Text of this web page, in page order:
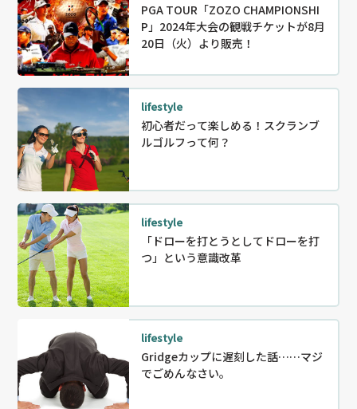
PGA TOUR「ZOZO CHAMPIONSHI
P」2024年大会の観戦チケットが8月
20日（火）より販売！
lifestyle
初心者だって楽しめる！スクランブ
ルゴルフって何？
lifestyle
「ドローを打とうとしてドローを打
つ」という意識改革
lifestyle
Gridgeカップに遅刻した話……マジ
でごめんなさい。